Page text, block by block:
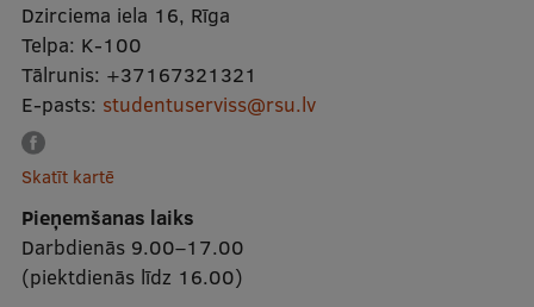
Dzirciema iela 16, Rīga
Telpa: K-100
Tālrunis: +37167321321
E-pasts: studentuserviss@rsu.lv
Skatīt kartē
Pieņemšanas laiks
Darbdienās 9.00–17.00
(piektdienās līdz 16.00)